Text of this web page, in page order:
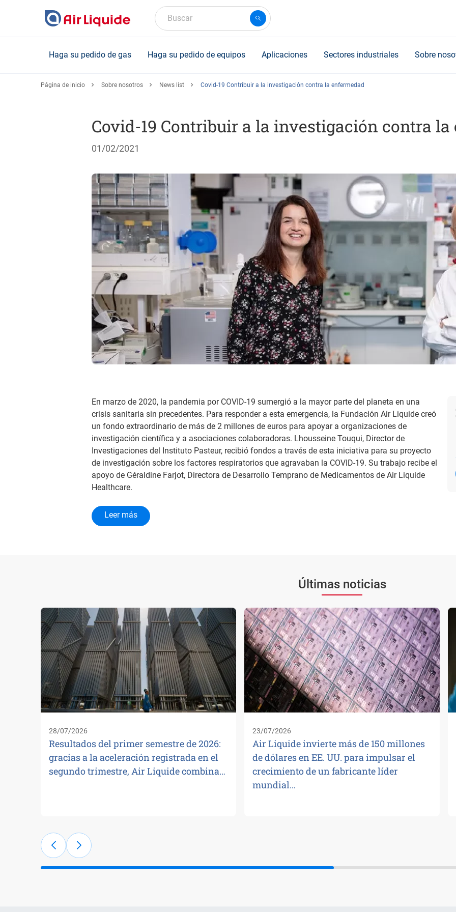
Buscar
Haga su pedido de gas Haga su pedido de equipos Aplicaciones Sectores industriales Sobre
Página de inicio Sobre nosotros News list Covid-19 Contribuir a la investigación contra la enfermedad
Covid-19 Contribuir a la investigación contra
01/02/2021
En marzo de 2020, la pandemia por COVID-19 sumergió a la mayor parte del planeta en una
crisis sanitaria sin precedentes. Para responder a esta emergencia, la Fundación Air Liquide creó
un fondo extraordinario de más de 2 millones de euros para apoyar a organizaciones de
investigación científica y a asociaciones colaboradoras. Lhousseine Touqui, Director de
Investigaciones del Instituto Pasteur, recibió fondos a través de esta iniciativa para su proyecto
de investigación sobre los factores respiratorios que agravaban la COVID-19. Su trabajo recibe el
apoyo de Géraldine Farjot, Directora de Desarrollo Temprano de Medicamentos de Air Liquide
Healthcare.
Leer más
Últimas noticias
28/07/2026
Resultados del primer semestre de 2026:
gracias a la aceleración registrada en el
segundo trimestre, Air Liquide combina…
23/07/2026
Air Liquide invierte más de 150 millones
de dólares en EE. UU. para impulsar el
crecimiento de un fabricante líder
mundial…